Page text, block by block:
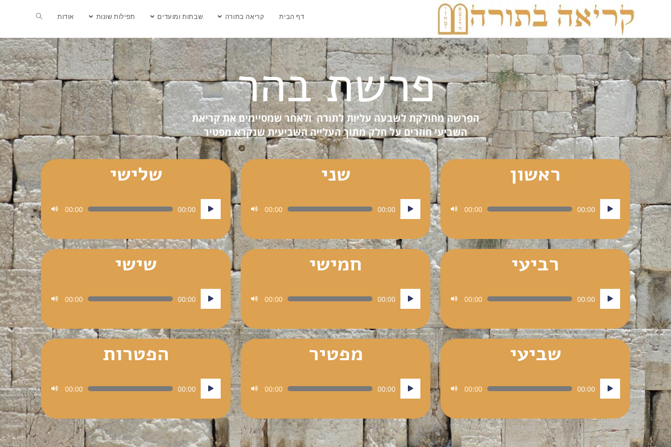
דף הבית קריאה בתורה שבתות ומועדים תפילות שונות אודות
פרשת בהר
הפרשה מחולקת לשבעה עליות לתורה ולאחר שמסיימים את קריאת
השביעי חוזרים על חלק מתוך העלייה השביעית שנקרא מפטיר
ראשון
אודיו
00:00
00:00
שני
אודיו
00:00
00:00
שלישי
אודיו
00:00
00:00
רביעי
אודיו
00:00
00:00
חמישי
אודיו
00:00
00:00
שישי
אודיו
00:00
00:00
שביעי
אודיו
00:00
00:00
מפטיר
אודיו
00:00
00:00
הפטרות
אודיו
00:00
00:00